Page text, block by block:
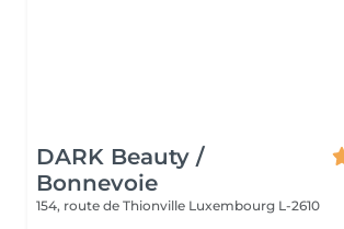
DARK Beauty /
Bonnevoie
154, route de Thionville Luxembourg L-2610